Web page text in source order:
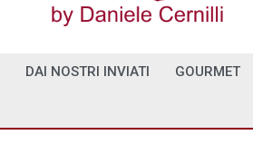
DAI NOSTRI INVIATI GOURMET